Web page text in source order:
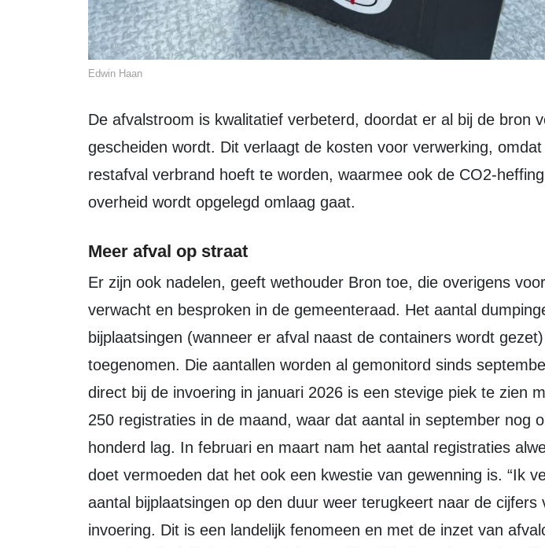
Edwin Haan
De afvalstroom is kwalitatief verbeterd, doordat er al bij de bron veel beter
gescheiden wordt. Dit verlaagt de kosten voor verwerking,
restafval verbrand hoeft te worden, waarmee ook de CO2-
overheid wordt opgelegd omlaag gaat.
Meer afval op straat
Er zijn ook nadelen, geeft wethouder Bron toe, die overigens vooraf al werden
verwacht en besproken in de gemeenteraad. Het aantal
bijplaatsingen (wanneer er afval naast de containers wordt
toegenomen. Die aantallen worden al gemonitord sinds
direct bij de invoering in januari 2026 is een stevige piek te zien
250 registraties in de maand, waar dat aantal in september nog
honderd lag. In februari en maart nam het aantal registraties
doet vermoeden dat het ook een kwestie van gewenning is. “Ik
aantal bijplaatsingen op den duur weer terugkeert naar de cijfers
invoering. Dit is een landelijk fenomeen en met de inzet van